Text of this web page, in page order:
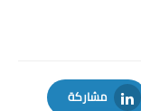
مشاركة